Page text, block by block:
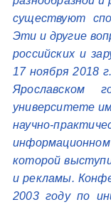
существуют
Эти и другие
российских и
17 ноября 2018
Ярославском
университете
научно-
которой
и рекламы.
2003 году по